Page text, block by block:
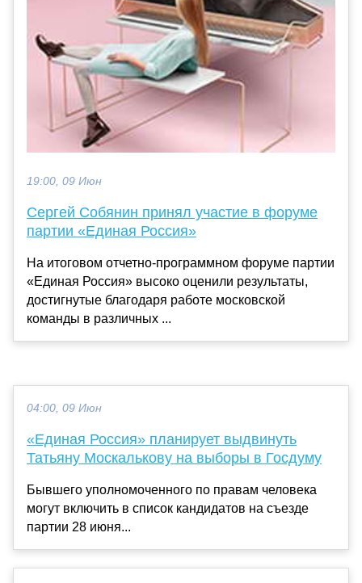
19:00, 09 Июн
Сергей Собянин принял участие в форуме
партии «Единая Россия»
На итоговом отчетно-программном форуме партии
«Единая Россия» высоко оценили результаты,
достигнутые благодаря работе московской
команды в различных ...
04:00, 09 Июн
«Единая Россия» планирует выдвинуть
Татьяну Москалькову на выборы в Госдуму
Бывшего уполномоченного по правам человека
могут включить в список кандидатов на съезде
партии 28 июня...